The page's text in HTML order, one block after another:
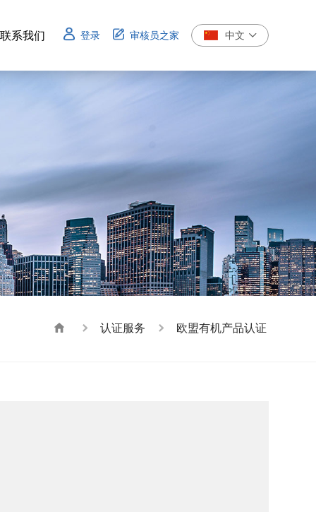
联系我们 登录 审核员之家 中文
认证服务 欧盟有机产品认证